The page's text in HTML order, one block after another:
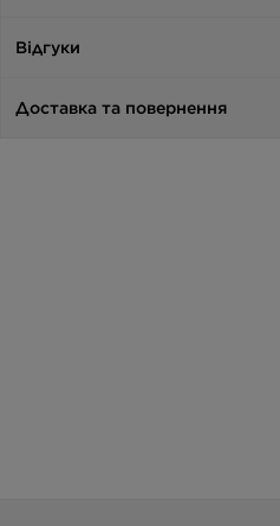
Відгуки
Доставка та повернення